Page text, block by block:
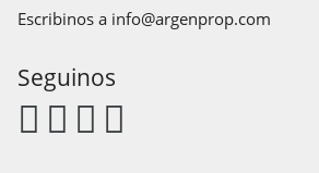
Escribinos a info@argenprop.com
Seguinos